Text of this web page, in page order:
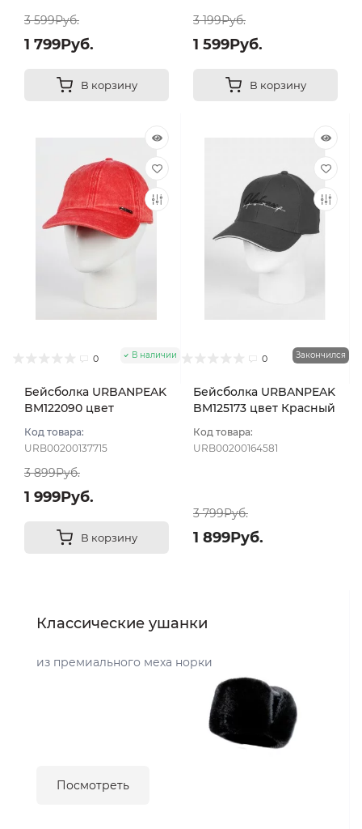
3 599Руб.
1 799Руб.
В корзину
3 199Руб.
1 599Руб.
В корзину
0 В наличии
Бейсболка URBANPEAK
BM122090 цвет
Код товара:
URB00200137715
3 899Руб.
1 999Руб.
В корзину
0 Закончился
Бейсболка URBANPEAK
BM125173 цвет Красный
Код товара:
URB00200164581
3 799Руб.
1 899Руб.
Классические ушанки
из премиального меха норки
Посмотреть